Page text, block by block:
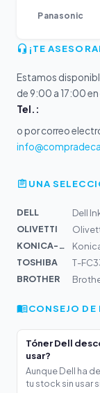
Panasonic
¡TE
Estamos
de 9:00 a 17:00
Tel.:
o por correo
UNA
DELL
Dell
OLIVETTI
KONICA-MIN...
TOSHIBA
T-
BROTHER
CONSEJO DE
Tóner Dell
usar?
Aunque Dell ha
tu stock sin usar